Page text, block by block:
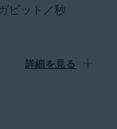
ビット／秒
詳細を見る